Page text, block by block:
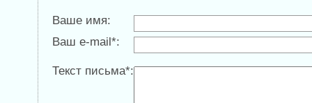
Ваше имя:
Ваш e-mail*:
Текст письма*: